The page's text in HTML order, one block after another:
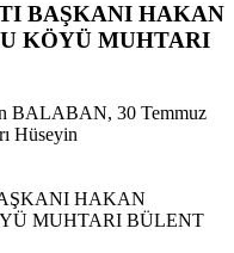
BAŞKANI HAKAN
KÖYÜ MUHTARI
BALABAN, 30 Temmuz
Hüseyin